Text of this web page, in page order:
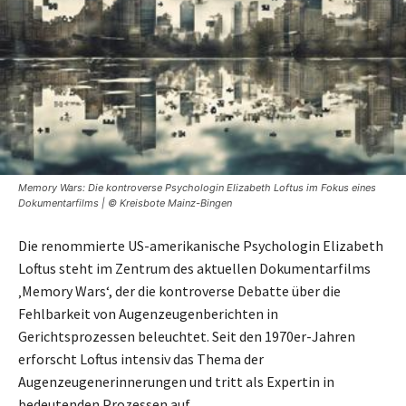
Memory Wars: Die kontroverse Psychologin Elizabeth Loftus im Fokus eines
Dokumentarfilms | © Kreisbote Mainz-Bingen
Die renommierte US-amerikanische Psychologin Elizabeth
Loftus steht im Zentrum des aktuellen Dokumentarfilms
‚Memory Wars‘, der die kontroverse Debatte über die
Fehlbarkeit von Augenzeugenberichten in
Gerichtsprozessen beleuchtet. Seit den 1970er-Jahren
erforscht Loftus intensiv das Thema der
Augenzeugenerinnerungen und tritt als Expertin in